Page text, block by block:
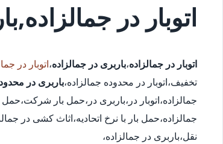
اتوبار در
اتوبار در جمالزاده،باربری در جمالزاده،اتوبار در
تخفیف،اتوبار در محدوده جمالزاده،باربری در
جمالزاده،اتوبار در،باربری در،حمل بار
جمالزاده،حمل بار با نرخ اتحادیه،اثاث کشی در
نقل،باربری در جمالزاده،